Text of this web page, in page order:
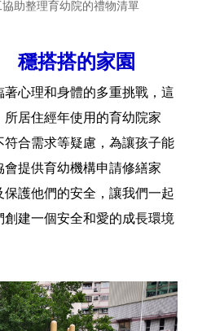
助整理育幼院的禮物清單
穩搭搭的家園
心理和身體的多重挑戰，這
居住經年使用的育幼院家
符合需求等疑慮，為讓孩子能
提供育幼機構申請修繕家
護他們的安全，讓我們一起
建一個安全和愛的成長環境